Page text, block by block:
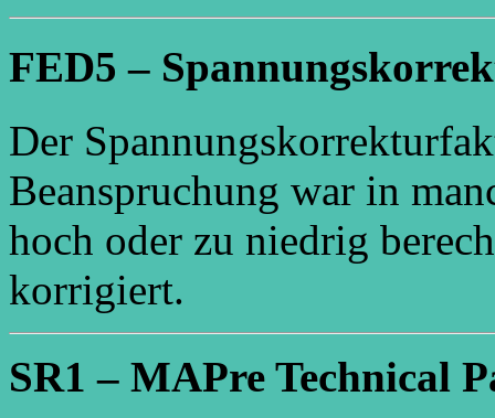
FED5 –
Der
Beanspruchung war in
hoch oder zu niedrig
korrigiert.
SR1 – MAPre Technical